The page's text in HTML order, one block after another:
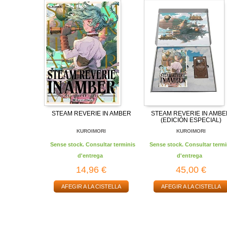
STEAM REVERIE IN AMBER
KUROIMORI
Sense stock. Consultar terminis
d'entrega
14,96 €
AFEGIR A LA CISTELLA
STEAM REVERIE IN
(EDICIÓN ESPECIAL)
KUROIMORI
Sense stock. Consultar
d'entrega
45,00 €
AFEGIR A LA CISTELLA